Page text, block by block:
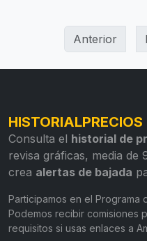
Anterior
HISTORIALPRECIOS
Consulta el historial de
revisa gráficas, media de
crea alertas de bajada
Participamos en el Programa
Podemos recibir comisiones
requisitos si usas enlaces a